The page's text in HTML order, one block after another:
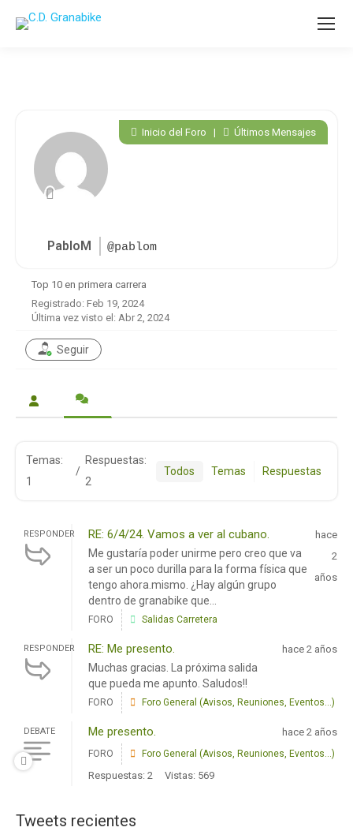
PabloM @pablom
Inicio del Foro | Últimos Mensajes
Top 10 en primera carrera
Registrado: Feb 19, 2024
Última vez visto el: Abr 2, 2024
Seguir
Temas:
1
/
Respuestas:
2
Todos Temas Respuestas
RESPONDER RE: 6/4/24. Vamos a ver al cubano.
Me gustaría poder unirme pero creo que va
a ser un poco durilla para la forma física que
tengo ahora.mismo. ¿Hay algún grupo
dentro de granabike que...
hace
2
años
FORO Salidas Carretera
RESPONDER RE: Me presento.
Muchas gracias. La próxima salida
que pueda me apunto. Saludos!!
hace 2 años
FORO Foro General (Avisos, Reuniones, Eventos...)
DEBATE Me presento. hace 2 años
FORO Foro General (Avisos, Reuniones, Eventos...)
Respuestas: 2 Vistas: 569
Tweets recientes